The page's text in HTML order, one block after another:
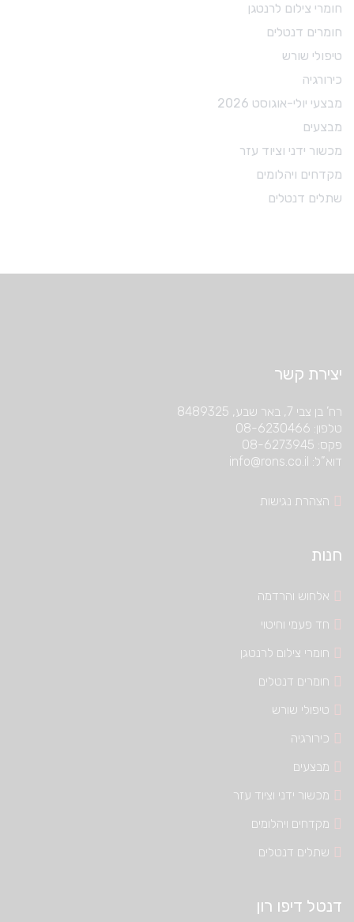
חומרי צילום לרנטגן
חומרים דנטלים
טיפולי שורש
כירורגיה
מבצעי יולי-אוגוסט 2026
מבצעים
מכשור ידני וציוד עזר
מקדחים ויהלומים
שתלים דנטלים
יצירת קשר
רח’ בן צבי 7, באר שבע, 8489325
טלפון: 08-6230466
פקס: 08-6273945
דוא”ל: info@rons.co.il
הצהרת נגישות
חנות
אלחוש והרדמה
חד פעמי וחיטוי
חומרי צילום לרנטגן
חומרים דנטלים
טיפולי שורש
כירורגיה
מבצעים
מכשור ידני וציוד עזר
מקדחים ויהלומים
שתלים דנטלים
דנטל דיפו רון